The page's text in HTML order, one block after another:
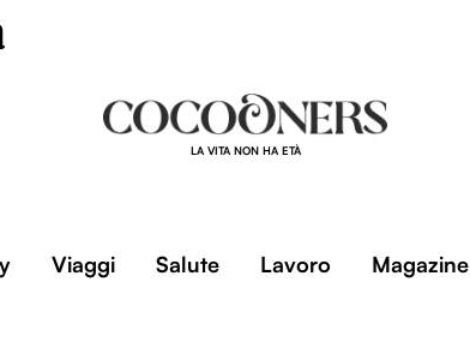
LA VITA NON HA ETÀ
Viaggi Salute Lavoro Magazine